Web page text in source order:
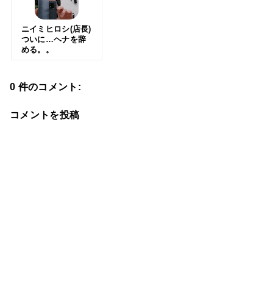
ニイミヒロシ(店長)
ついに…ヘナを辞
める。。
0 件のコメント:
コメントを投稿